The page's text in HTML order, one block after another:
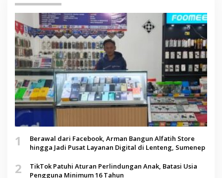
1
Berawal dari Facebook, Arman Bangun Alfatih Store
hingga Jadi Pusat Layanan Digital di Lenteng, Sumenep
2
TikTok Patuhi Aturan Perlindungan Anak, Batasi Usia
Pengguna Minimum 16 Tahun